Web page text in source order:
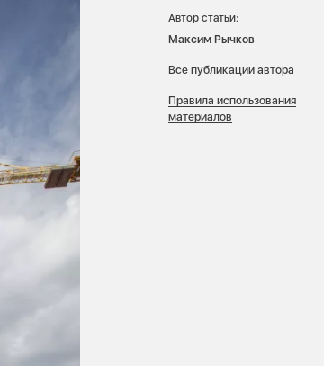
Автор статьи:
Максим Рычков
Все публикации автора
Правила использования
материалов